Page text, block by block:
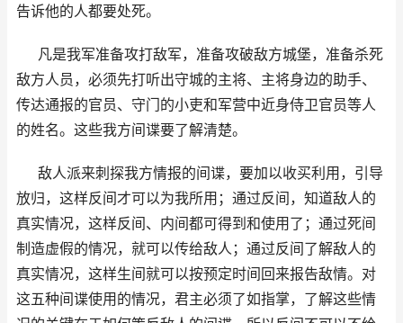
告诉他的人都要处死。
凡是我军准备攻打敌军，准备攻破敌方城堡，准备杀死
敌方人员，必须先打听出守城的主将、主将身边的助手、
传达通报的官员、守门的小吏和军营中近身侍卫官员等人
的姓名。这些我方间谍要了解清楚。
敌人派来刺探我方情报的间谍，要加以收买利用，引导
放归，这样反间才可以为我所用；通过反间，知道敌人的
真实情况，这样反间、内间都可得到和使用了；通过死间
制造虚假的情况，就可以传给敌人；通过反间了解敌人的
真实情况，这样生间就可以按预定时间回来报告敌情。对
这五种间谍使用的情况，君主必须了如指掌，了解这些情